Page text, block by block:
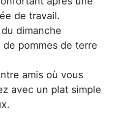
de travail.
dimanche
de pommes de terre
amis où vous
avec un plat simple